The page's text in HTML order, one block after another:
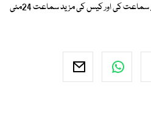
احتساب عدالت کے جج قمر الزمان نے سماعت کی اور کیس کی مزید سماعت 24مئی